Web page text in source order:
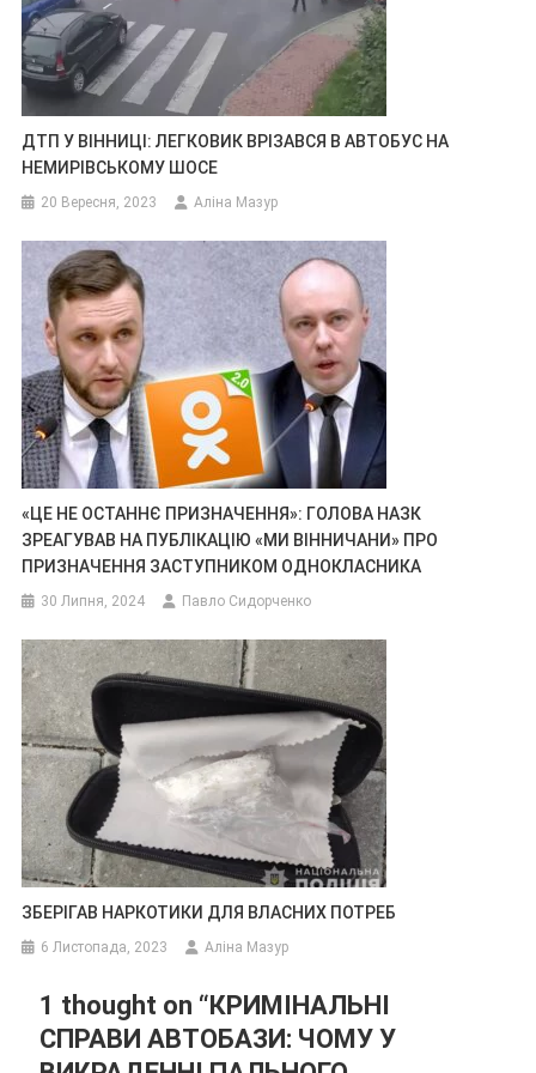
ДТП У ВІННИЦІ: ЛЕГКОВИК ВРІЗАВСЯ В АВТОБУС НА
НЕМИРІВСЬКОМУ ШОСЕ
20 Вересня, 2023 Аліна Мазур
«ЦЕ НЕ ОСТАННЄ ПРИЗНАЧЕННЯ»: ГОЛОВА НАЗК
ЗРЕАГУВАВ НА ПУБЛІКАЦІЮ «МИ ВІННИЧАНИ» ПРО
ПРИЗНАЧЕННЯ ЗАСТУПНИКОМ ОДНОКЛАСНИКА
30 Липня, 2024 Павло Сидорченко
ЗБЕРІГАВ НАРКОТИКИ ДЛЯ ВЛАСНИХ ПОТРЕБ
6 Листопада, 2023 Аліна Мазур
1 thought on “КРИМІНАЛЬНІ
СПРАВИ АВТОБАЗИ: ЧОМУ У